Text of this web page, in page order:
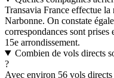
Transavia France effectue
Narbonne. On constate
correspondances sont
15e arrondissement.
Combien de vols directs
?
Avec environ 56 vols directs